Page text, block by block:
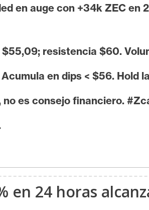
en auge con +34k ZEC en
resistencia $60.
en dips < $56. Hold
no es consejo financiero.
en 24 horas